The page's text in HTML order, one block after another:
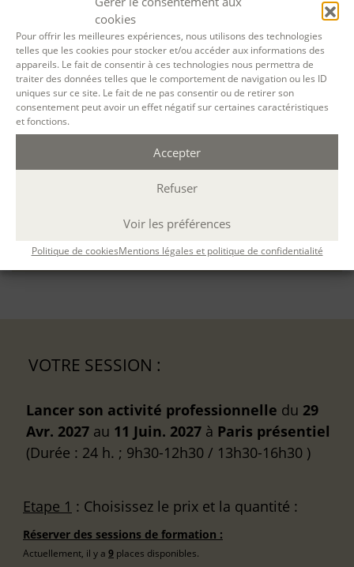
cookies
Pour offrir les meilleures expériences, nous utilisons des technologies
telles que les cookies pour stocker et/ou accéder aux informations des
appareils. Le fait de consentir à ces technologies nous permettra de
traiter des données telles que le comportement de navigation ou les ID
uniques sur ce site. Le fait de ne pas consentir ou de retirer son
consentement peut avoir un effet négatif sur certaines caractéristiques
et fonctions.
Accepter
Refuser
Voir les préférences
Politique de cookiesMentions légales et politique de confidentialité
activation de réseaux)
Esquisser une stratégie commerciale et établir un
fichier prospects.
PRÉREQUIS / ORIENTATION
Avoir suivi la formation «Concevoir et animer des ateliers
d’écriture» ou la formation «
MÉTHODES PÉDAGOGIQUES
ÉVALUATION
VOTRE SESSION :
Lancer son activité professionnelle du 29
Avr. 2027 au 11 Juin. 2027 à Paris présentiel
(Durée : 24 h. ; 9h30-12h30 / 13h30-16h30 )
Etape 1 : Choisissez le prix et la quantité :
Réserver des sessions de formation :
Actuellement, il y a 9 places disponibles.